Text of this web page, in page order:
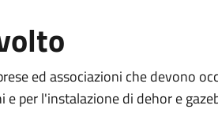
ed associazioni che devono
e per l'instalazione di dehor e